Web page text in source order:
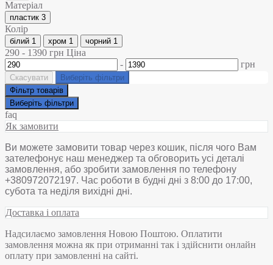
Матеріал
пластик 3
Колір
білий 1 хром 1 чорний 1
290 - 1390 грн Ціна
-
грн
Скасувати
Виберіть фільтри
Фільтр товарів
Виберіть фільтри
faq
Як замовити
Ви можете замовити товар через кошик, після чого Вам
зателефонує наш менеджер та обговорить усі деталі
замовлення, або зробити замовлення по телефону
+380972072197. Час роботи в будні дні з 8:00 до 17:00,
субота та неділя вихідні дні.
Доставка і оплата
Надсилаємо замовлення Новою Поштою. Оплатити
замовлення можна як при отриманні так і здійснити онлайн
оплату при замовленні на сайті.